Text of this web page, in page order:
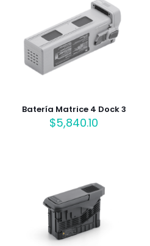
Batería Matrice 4 Dock 3
$5,840.10